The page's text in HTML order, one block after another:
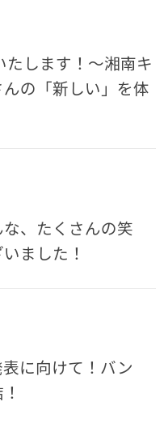
します！～湘南キ
の「新しい」を体
、たくさんの笑
ました！
に向けて！バン